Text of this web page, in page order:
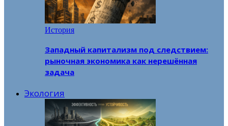
История
Западный капитализм под следствием:
рыночная экономика как нерешённая
задача
Экология